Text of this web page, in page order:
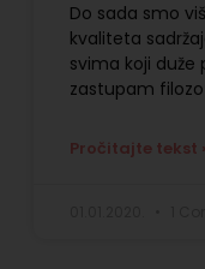
Do sada smo
kvaliteta
svima koji
zastupam
Pročitajte tekst